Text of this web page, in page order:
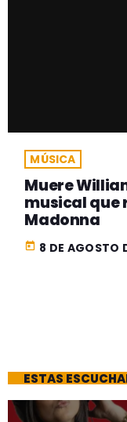
MÚSICA
Muere
musical que
Madonna
today 8 DE AGOSTO
ESTAS